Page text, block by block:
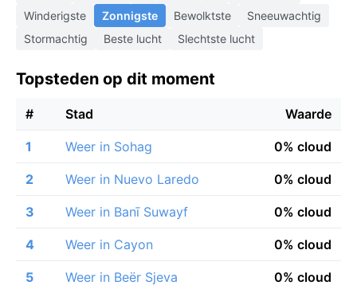
Winderigste
Zonnigste Bewolktste
Sneeuwachtig
Stormachtig
Beste lucht Slechtste lucht
Topsteden op dit moment
# Stad Waarde
1 Weer in Sohag 0% cloud
2 Weer in Nuevo Laredo 0% cloud
3 Weer in Banī Suwayf 0% cloud
4 Weer in Cayon 0% cloud
5 Weer in Beër Sjeva 0% cloud